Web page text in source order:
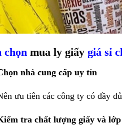
chọn mua ly giấy giá sỉ
nhà cung cấp uy tín
ưu tiên các công ty có đầy
tra chất lượng giấy và